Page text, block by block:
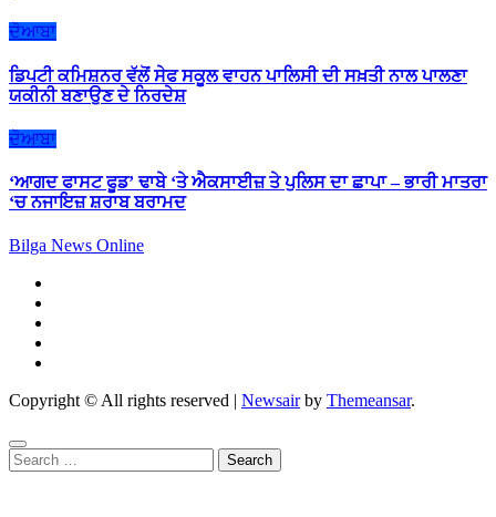
ਦੋਆਬਾ
ਡਿਪਟੀ ਕਮਿਸ਼ਨਰ ਵੱਲੋਂ ਸੇਫ ਸਕੂਲ ਵਾਹਨ ਪਾਲਿਸੀ ਦੀ ਸਖ਼ਤੀ ਨਾਲ ਪਾਲਣਾ
ਯਕੀਨੀ ਬਣਾਉਣ ਦੇ ਨਿਰਦੇਸ਼
ਦੋਆਬਾ
‘ਆਗਦ ਫਾਸਟ ਫੂਡ’ ਢਾਬੇ ‘ਤੇ ਐਕਸਾਈਜ਼ ਤੇ ਪੁਲਿਸ ਦਾ ਛਾਪਾ – ਭਾਰੀ ਮਾਤਰਾ
‘ਚ ਨਜਾਇਜ਼ ਸ਼ਰਾਬ ਬਰਾਮਦ
Bilga News Online
Copyright © All rights reserved | Newsairby Themeansar.
Search
for: